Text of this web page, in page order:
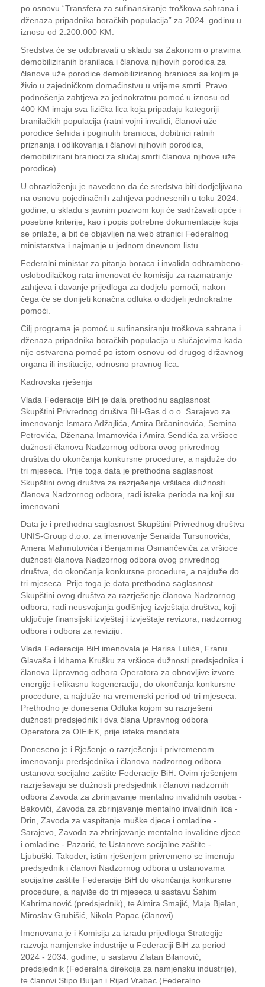
po osnovu “Transfera za sufinansiranje troškova sahrana i
dženaza pripadnika boračkih populacija” za 2024. godinu u
iznosu od 2.200.000 KM.
Sredstva će se odobravati u skladu sa Zakonom o pravima
demobiliziranih branilaca i članova njihovih porodica za
članove uže porodice demobiliziranog branioca sa kojim je
živio u zajedničkom domaćinstvu u vrijeme smrti. Pravo
podnošenja zahtjeva za jednokratnu pomoć u iznosu od
400 KM imaju sva fizička lica koja pripadaju kategoriji
branilačkih populacija (ratni vojni invalidi, članovi uže
porodice šehida i poginulih branioca, dobitnici ratnih
priznanja i odlikovanja i članovi njihovih porodica,
demobilizirani branioci za slučaj smrti članova njihove uže
porodice).
U obrazloženju je navedeno da će sredstva biti dodjeljivana
na osnovu pojedinačnih zahtjeva podnesenih u toku 2024.
godine, u skladu s javnim pozivom koji će sadržavati opće i
posebne kriterije, kao i popis potrebne dokumentacije koja
se prilaže, a bit će objavljen na web stranici Federalnog
ministarstva i najmanje u jednom dnevnom listu.
Federalni ministar za pitanja boraca i invalida odbrambeno-
oslobodilačkog rata imenovat će komisiju za razmatranje
zahtjeva i davanje prijedloga za dodjelu pomoći, nakon
čega će se donijeti konačna odluka o dodjeli jednokratne
pomoći.
Cilj programa je pomoć u sufinansiranju troškova sahrana i
dženaza pripadnika boračkih populacija u slučajevima kada
nije ostvarena pomoć po istom osnovu od drugog državnog
organa ili institucije, odnosno pravnog lica.
Kadrovska rješenja
Vlada Federacije BiH je dala prethodnu saglasnost
Skupštini Privrednog društva BH-Gas d.o.o. Sarajevo za
imenovanje Ismara Adžajlića, Amira Brčaninovića, Semina
Petrovića, Dženana Imamovića i Amira Sendića za vršioce
dužnosti članova Nadzornog odbora ovog privrednog
društva do okončanja konkursne procedure, a najduže do
tri mjeseca. Prije toga data je prethodna saglasnost
Skupštini ovog društva za razrješenje vršilaca dužnosti
članova Nadzornog odbora, radi isteka perioda na koji su
imenovani.
Data je i prethodna saglasnost Skupštini Privrednog društva
UNIS-Group d.o.o. za imenovanje Senaida Tursunovića,
Amera Mahmutovića i Benjamina Osmančevića za vršioce
dužnosti članova Nadzornog odbora ovog privrednog
društva, do okončanja konkursne procedure, a najduže do
tri mjeseca. Prije toga je data prethodna saglasnost
Skupštini ovog društva za razrješenje članova Nadzornog
odbora, radi neusvajanja godišnjeg izvještaja društva, koji
uključuje finansijski izvještaj i izvještaje revizora, nadzornog
odbora i odbora za reviziju.
Vlada Federacije BiH imenovala je Harisa Lulića, Franu
Glavaša i Idhama Krušku za vršioce dužnosti predsjednika i
članova Upravnog odbora Operatora za obnovljive izvore
energije i efikasnu kogeneraciju, do okončanja konkursne
procedure, a najduže na vremenski period od tri mjeseca.
Prethodno je donesena Odluka kojom su razrješeni
dužnosti predsjednik i dva člana Upravnog odbora
Operatora za OIEiEK, prije isteka mandata.
Doneseno je i Rješenje o razrješenju i privremenom
imenovanju predsjednika i članova nadzornog odbora
ustanova socijalne zaštite Federacije BiH. Ovim rješenjem
razrješavaju se dužnosti predsjednik i članovi nadzornih
odbora Zavoda za zbrinjavanje mentalno invalidnih osoba -
Bakovići, Zavoda za zbrinjavanje mentalno invalidnih lica -
Drin, Zavoda za vaspitanje muške djece i omladine -
Sarajevo, Zavoda za zbrinjavanje mentalno invalidne djece
i omladine - Pazarić, te Ustanove socijalne zaštite -
Ljubuški. Također, istim rješenjem privremeno se imenuju
predsjednik i članovi Nadzornog odbora u ustanovama
socijalne zaštite Federacije BiH do okončanja konkursne
procedure, a najviše do tri mjeseca u sastavu Šahim
Kahrimanović (predsjednik), te Almira Smajić, Maja Bjelan,
Miroslav Grubišić, Nikola Papac (članovi).
Imenovana je i Komisija za izradu prijedloga Strategije
razvoja namjenske industrije u Federaciji BiH za period
2024 - 2034. godine, u sastavu Zlatan Bilanović,
predsjednik (Federalna direkcija za namjensku industrije),
te članovi Stipo Buljan i Rijad Vrabac (Federalno